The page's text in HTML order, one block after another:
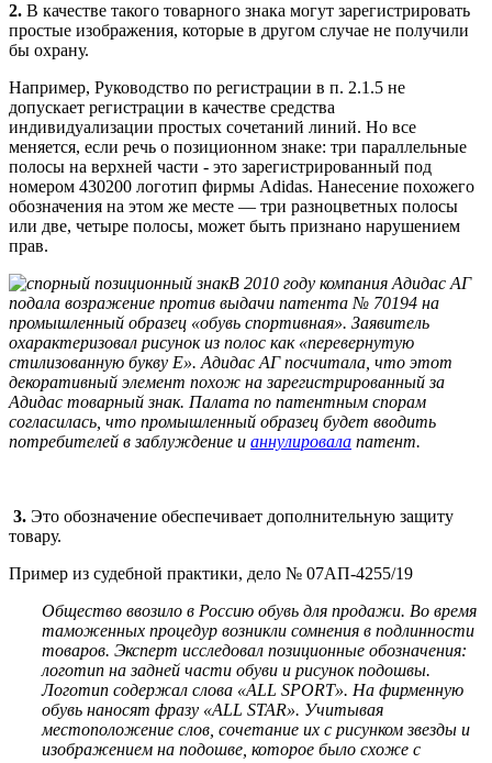
2. В качестве такого товарного знака могут зарегистрировать
простые изображения, которые в другом случае не получили
бы охрану.
Например, Руководство по регистрации в п. 2.1.5 не
допускает регистрации в качестве средства
индивидуализации простых сочетаний линий. Но все
меняется, если речь о позиционном знаке: три параллельные
полосы на верхней части - это зарегистрированный под
номером 430200 логотип фирмы Adidas. Нанесение похожего
обозначения на этом же месте — три разноцветных полосы
или две, четыре полосы, может быть признано нарушением
прав.
В 2010 году компания Адидас АГ
подала возражение против выдачи патента № 70194 на
промышленный образец «обувь спортивная». Заявитель
охарактеризовал рисунок из полос как «перевернутую
стилизованную букву Е». Адидас АГ посчитала, что этот
декоративный элемент похож на зарегистрированный за
Адидас товарный знак. Палата по патентным спорам
согласилась, что промышленный образец будет вводить
потребителей в заблуждение и аннулировала патент.
3. Это обозначение обеспечивает дополнительную защиту
товару.
Пример из судебной практики, дело № 07АП-4255/19
Общество ввозило в Россию обувь для продажи. Во время
таможенных процедур возникли сомнения в подлинности
товаров. Эксперт исследовал позиционные обозначения:
логотип на задней части обуви и рисунок подошвы.
Логотип содержал слова «ALL SPORT». На фирменную
обувь наносят фразу «ALL STAR». Учитывая
местоположение слов, сочетание их с рисунком звезды и
изображением на подошве, которое было схоже с